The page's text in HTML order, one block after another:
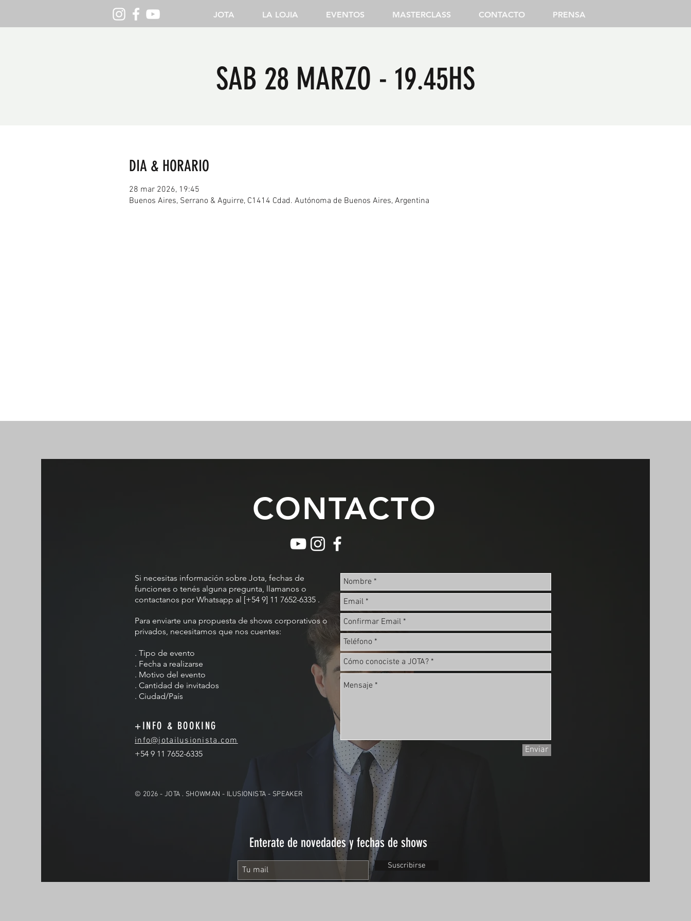
JOTA LA LOJIA EVENTOS MASTERCLASS CONTACTO PRENSA
SAB 28 MARZO - 19.45HS
DIA & HORARIO
28 mar 2026, 19:45
Buenos Aires, Serrano & Aguirre, C1414 Cdad. Autónoma de Buenos Aires, Argentina
CONTACTO
Si necesitas información sobre Jota, fechas de
funciones o tenés alguna pregunta, llamanos o
contactanos por Whatsapp al [+54 9] 11 7652-6335 .
Para enviarte una propuesta de shows corporativos o
privados, necesitamos que nos cuentes:
. Tipo de evento
. Fecha a realizarse
. Motivo del evento
. Cantidad de invitados
. Ciudad/País
+INFO & BOOKING
info@jotailusionista.com
+54 9 11 7652-6335 Enviar
© 2026 - JOTA . SHOWMAN - ILUSIONISTA - SPEAKER
Enterate de novedades y fechas de shows
Suscribirse